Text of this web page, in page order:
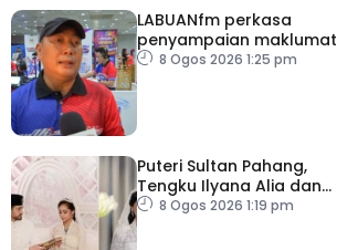
LABUANfm perkasa
penyampaian maklumat
menerusi siaran luar RDL
8 Ogos 2026 1:25 pm
Puteri Sultan Pahang,
Tengku Ilyana Alia dan
pasangan selamat
8 Ogos 2026 1:19 pm